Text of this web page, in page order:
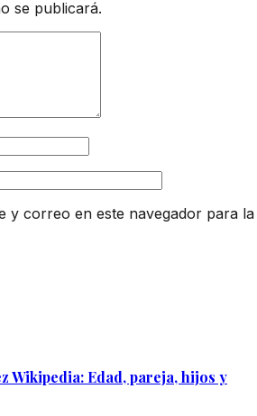
se publicará.
y correo en este navegador para la
Wikipedia: Edad, pareja, hijos y